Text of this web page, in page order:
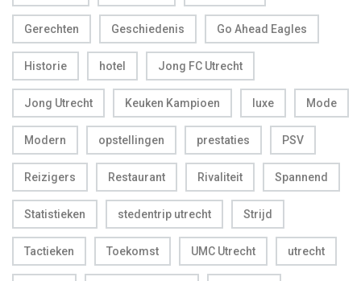
Gerechten Geschiedenis Go Ahead Eagles
Historie hotel Jong FC Utrecht
Jong Utrecht Keuken Kampioen luxe Mode
Modern opstellingen prestaties PSV
Reizigers Restaurant Rivaliteit Spannend
Statistieken stedentrip utrecht Strijd
Tactieken Toekomst UMC Utrecht utrecht